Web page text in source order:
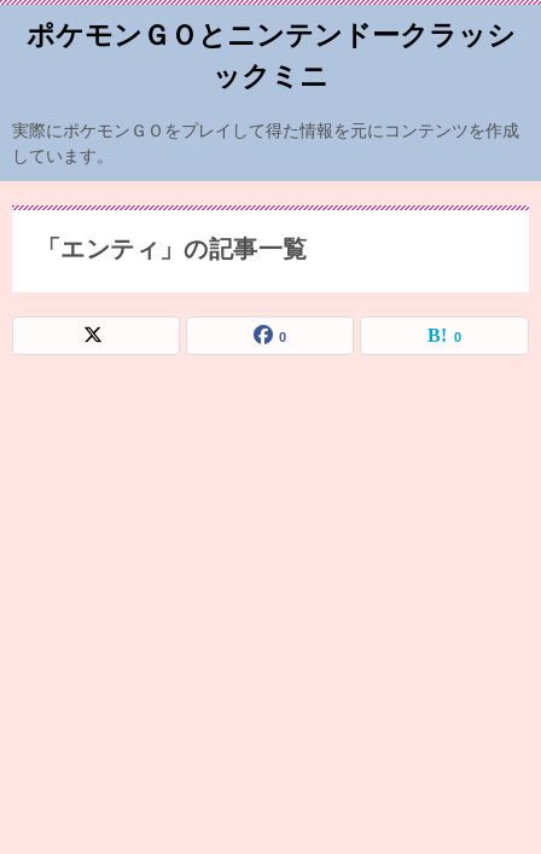
ポケモンＧＯとニンテンドークラッシ
ックミニ
実際にポケモンＧＯをプレイして得た情報を元にコンテンツを作成
しています。
「エンティ」の記事一覧
0 0